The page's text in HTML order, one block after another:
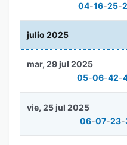
04-16-25-
julio 2025
05-06-42-
mar, 29 jul 2025
06-07-23-
vie, 25 jul 2025